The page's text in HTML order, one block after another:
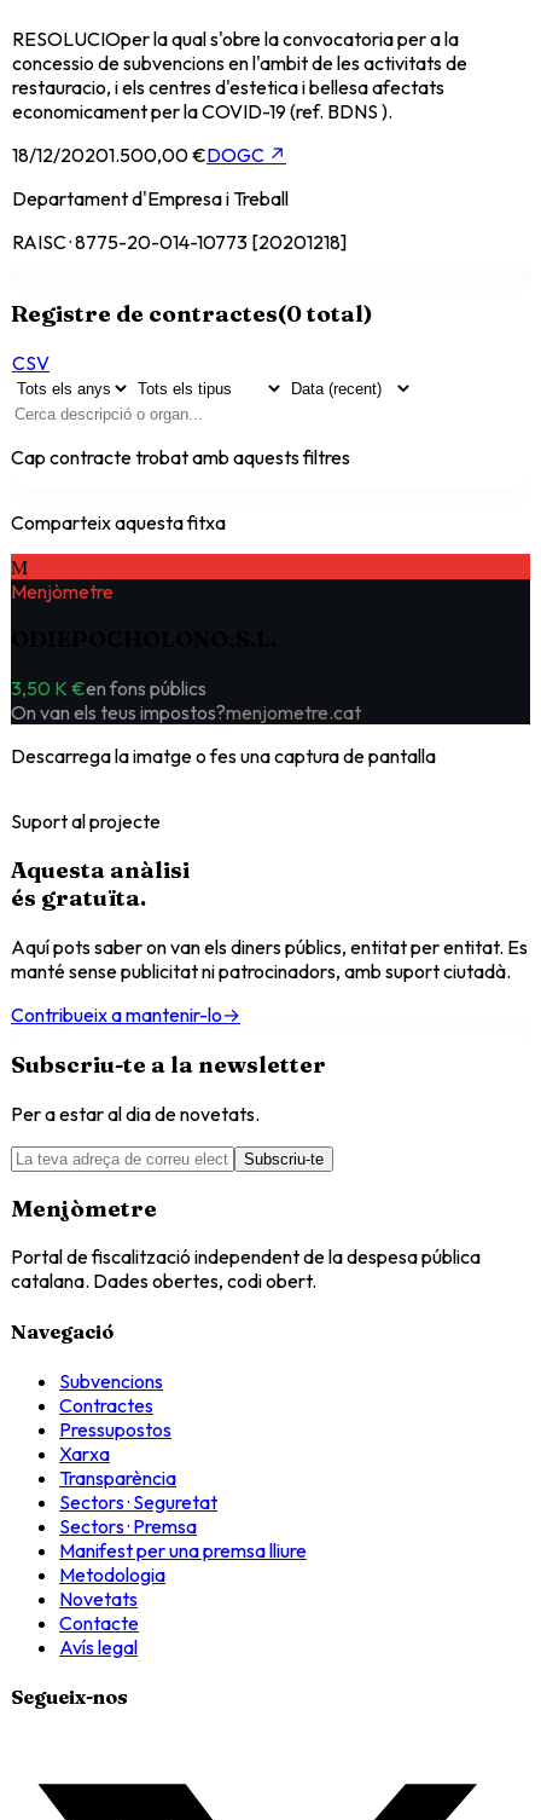
RESOLUCIOper la qual s'obre la convocatoria per a la
concessio de subvencions en l'ambit de les activitats de
restauracio, i els centres d'estetica i bellesa afectats
economicament per la COVID-19 (ref. BDNS ).
18/12/20201.500,00 €DOGC ↗
Departament d'Empresa i Treball
RAISC · 8775-20-014-10773 [20201218]
Registre de contractes(0total)
CSV
Cap contracte trobat amb aquests filtres
Comparteix aquesta fitxa
M
Menjòmetre
3,50 K €en fons públics
On van els teus impostos?menjometre.cat
Descarrega la imatge o fes una captura de pantalla
Suport al projecte
Aquesta anàlisi
és gratuïta.
Aquí pots saber on van els diners públics, entitat per entitat. Es
manté sense publicitat ni patrocinadors, amb suport ciutadà.
Contribueix a mantenir-lo→
Subscriu-te a la newsletter
Per a estar al dia de novetats.
Subscriu-te
Menjòmetre
Portal de fiscalització independent de la despesa pública
catalana. Dades obertes, codi obert.
Navegació
Subvencions
Contractes
Pressupostos
Xarxa
Transparència
Sectors · Seguretat
Sectors · Premsa
Manifest per una premsa lliure
Metodologia
Novetats
Contacte
Avís legal
Segueix-nos